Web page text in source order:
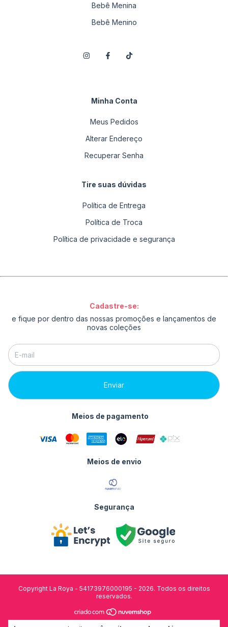
Bebê Menina
Bebê Menino
Minha Conta
Meus Pedidos
Alterar Endereço
Recuperar Senha
Tire suas dúvidas
Política de Entrega
Política de Troca
Política de privacidade e segurança
Cadastre-se:
e fique por dentro das nossas promoções e lançamentos de
novas coleções
Meios de pagamento
Meios de envio
Segurança
Copyright La Roya - 54173976000195 - 2026. Todos os direitos
reservados.